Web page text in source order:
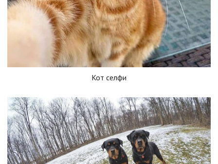
Кот селфи